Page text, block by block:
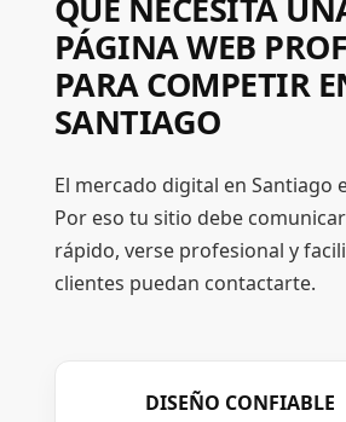
QUÉ NECESITA
PÁGINA WEB
PARA COMPETIR
SANTIAGO
El mercado digital en Santiago
Por eso tu sitio debe
rápido, verse profesional y
clientes puedan contactarte.
DISEÑO CONFIABLE